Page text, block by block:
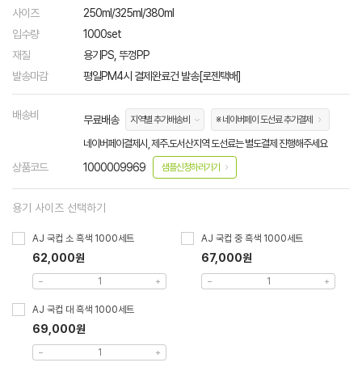
사이즈
250ml/325ml/380ml
입수량
1000set
재질
용기PS, 뚜껑PP
발송마감
평일PM4시 결제완료건 발송[로젠택배]
배송비 무료배송 지역별 추가배송비 ※ 네이버페이 도선료 추가결제
네이버페이결제시, 제주.도서산지역 도선료는 별도결제 진행해주세요
상품코드 1000009969 샘플신청하러가기
용기 사이즈 선택하기
AJ 국컵 소 흑색 1000세트
62,000원
AJ 국컵 중 흑색 1000세트
67,000원
AJ 국컵 대 흑색 1000세트
69,000원